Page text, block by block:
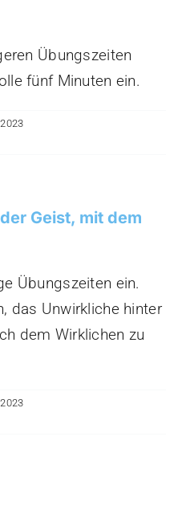
Übungszeiten
fünf Minuten ein.
Geist, mit dem
Übungszeiten ein.
das Unwirkliche hinter
dem Wirklichen zu